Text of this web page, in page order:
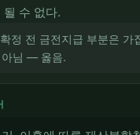
될 수 없다.
확정 전 금전지급 부분은 가
아님 — 옳음.